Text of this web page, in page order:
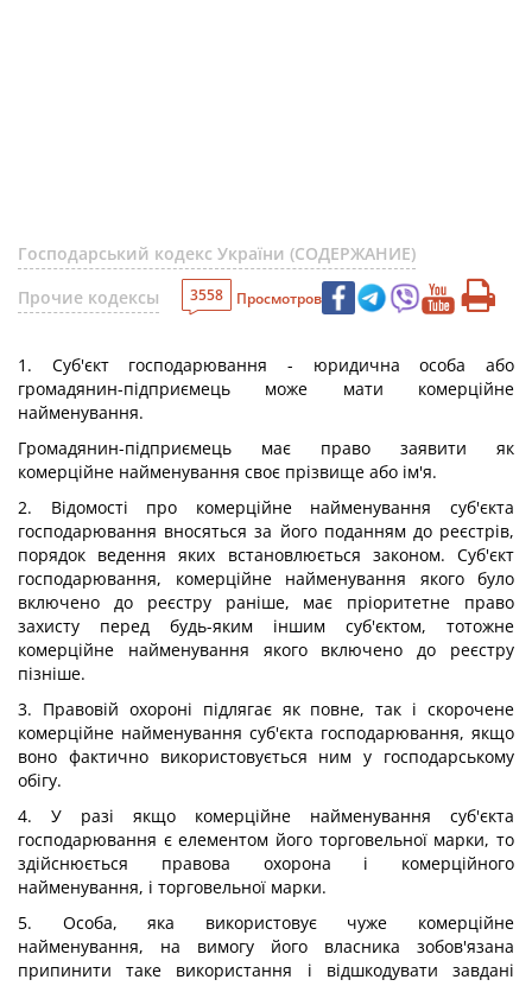
Господарський кодекс України (СОДЕРЖАНИЕ)
Прочие кодексы
3558 Просмотров
1. Суб'єкт господарювання - юридична особа або
громадянин-підприємець може мати комерційне
найменування.
Громадянин-підприємець має право заявити як
комерційне найменування своє прізвище або ім'я.
2. Відомості про комерційне найменування суб'єкта
господарювання вносяться за його поданням до реєстрів,
порядок ведення яких встановлюється законом. Суб'єкт
господарювання, комерційне найменування якого було
включено до реєстру раніше, має пріоритетне право
захисту перед будь-яким іншим суб'єктом, тотожне
комерційне найменування якого включено до реєстру
пізніше.
3. Правовій охороні підлягає як повне, так і скорочене
комерційне найменування суб'єкта господарювання, якщо
воно фактично використовується ним у господарському
обігу.
4. У разі якщо комерційне найменування суб'єкта
господарювання є елементом його торговельної марки, то
здійснюється правова охорона і комерційного
найменування, і торговельної марки.
5. Особа, яка використовує чуже комерційне
найменування, на вимогу його власника зобов'язана
припинити таке використання і відшкодувати завдані